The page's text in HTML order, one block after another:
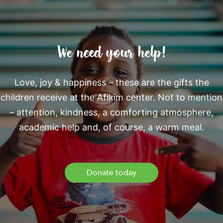
We need your help!
Love, joy & happiness – these are the gifts the
children receive at the Afikim center. Not to mention
– attention, kindness, a comforting atmosphere,
academic help and, of course, a warm meal.
Donate today